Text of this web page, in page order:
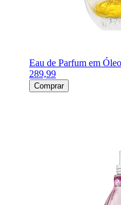
Eau de Parfum em
289,99
Comprar